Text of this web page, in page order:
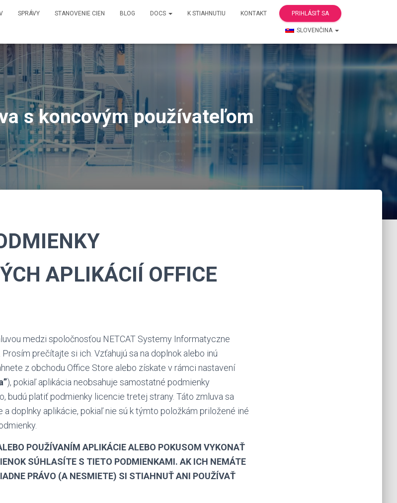
SPRÁVY STANOVENIE CIEN BLOG DOCS K STIAHNUTIU KONTAKT PRIHLÁSIŤ SA
SLOVENČINA
s koncovým používateľom
APLIKÁCIÍ OFFICE
medzi spoločnosťou NETCAT Systemy Informatyczne
Prosím prečítajte si ich. Vzťahujú sa na doplnok alebo inú
z obchodu Office Store alebo získate v rámci nastavení
), pokiaľ aplikácia neobsahuje samostatné podmienky
budú platiť podmienky licencie tretej strany. Táto zmluva sa
a doplnky aplikácie, pokiaľ nie sú k týmto položkám priložené iné
POUŽÍVANÍM APLIKÁCIE ALEBO POKUSOM VYKONAŤ
SÚHLASÍTE S TIETO PODMIENKAMI. AK ICH NEMÁTE
PRÁVO (A NESMIETE) SI STIAHNUŤ ANI POUŽÍVAŤ